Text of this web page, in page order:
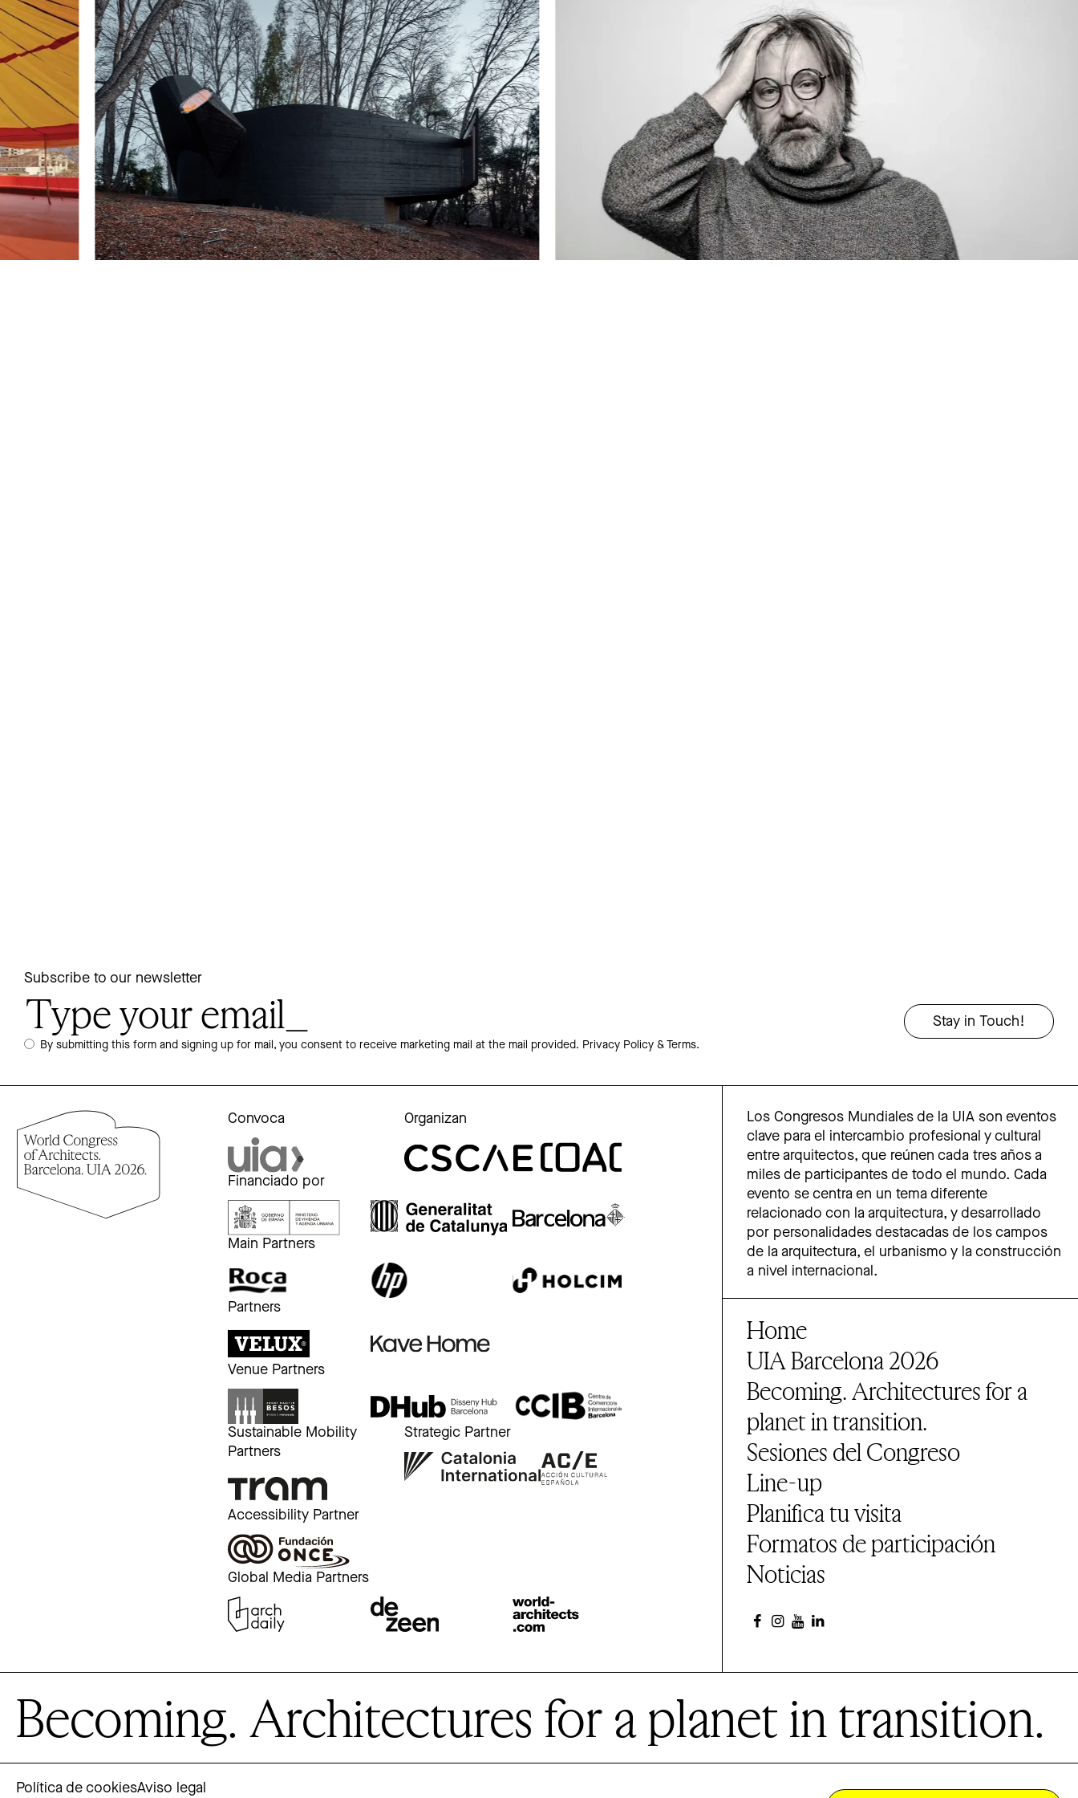
Subscribe to our newsletter
By submitting this form and signing up for mail, you consent to receive marketing mail at the mail provided. Privacy Policy & Terms.
Convoca Organizan
Financiado por
Main Partners
Partners
Venue Partners
Sustainable Mobility
Partners
Strategic Partner
Accessibility Partner
Global Media Partners
Los Congresos Mundiales de la UIA son eventos
clave para el intercambio profesional y cultural
entre arquitectos, que reúnen cada tres años a
miles de participantes de todo el mundo. Cada
evento se centra en un tema diferente
relacionado con la arquitectura, y desarrollado
por personalidades destacadas de los campos
de la arquitectura, el urbanismo y la construcción
a nivel internacional.
Home
UIA Barcelona 2026
Becoming. Architectures for a
planet in transition.
Sesiones del Congreso
Line-up
Planifica tu visita
Formatos de participación
Noticias
Becoming. Architectures for a planet in transition.
Política de cookiesAviso legal